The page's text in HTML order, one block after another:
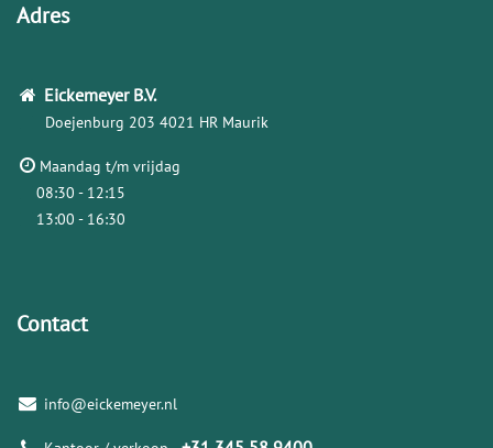
Adres
Eickemeyer B.V.
Doejenburg 203 4021 HR Maurik
Maandag t/m vrijdag
08:30 - 12:15
13:00 - 16:30
Contact
info@eickemeyer.nl